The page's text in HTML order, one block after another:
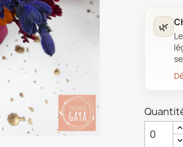
🌿